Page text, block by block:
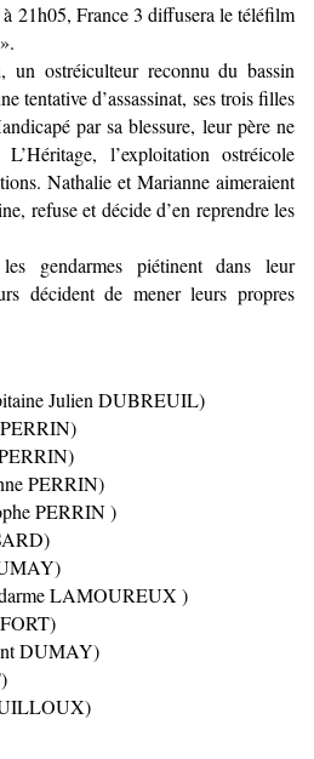
21h05, France 3 diffusera le téléfilm
un ostréiculteur reconnu du bassin
tentative d’assassinat, ses trois filles
par sa blessure, leur père ne
l’exploitation ostréicole
Nathalie et Marianne aimeraient
refuse et décide d’en reprendre les
gendarmes piétinent dans leur
décident de mener leurs propres
Julien DUBREUIL)
PERRIN)
PERRIN )
LAMOUREUX )
DUMAY)